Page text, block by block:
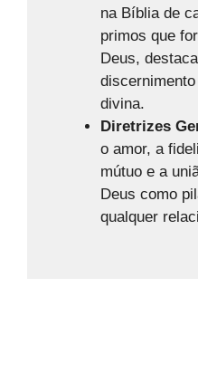
na Bíblia de
primos que
Deus,
divina.
Diretrizes
o amor, a
mútuo e a
Deus como
qualquer